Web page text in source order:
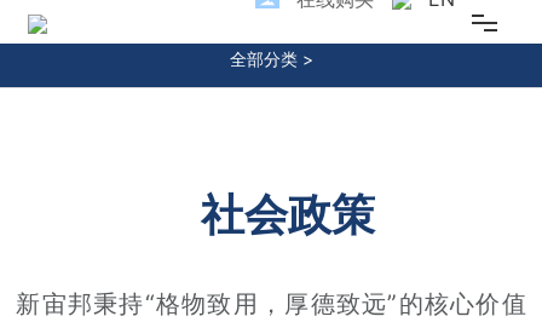
SUSTAINABLE DEVELOPMENT
全部分类 >
社会政策
新宙邦秉持“格物致用，厚德致远”的核心价值